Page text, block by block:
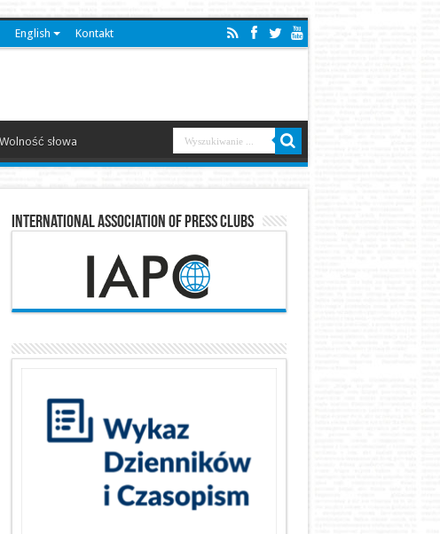
English Kontakt
Wolność słowa
International Association of Press Clubs